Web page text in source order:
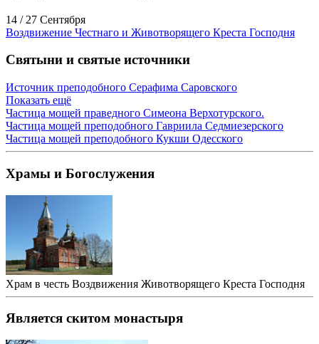
14 / 27 Сентября
Воздвижение Честнаго и Животворящего Креста Господня
Святыни и святые источники
Источник преподобного Серафима Саровского
Показать ещё
Частица мощей праведного Симеона Верхотурского.
Частица мощей преподобного Гавриила Седмиезерского
Частица мощей преподобного Кукши Одесского
Храмы и Богослужения
Храм в честь Воздвижения Животворящего Креста Господня
Является скитом монастыря